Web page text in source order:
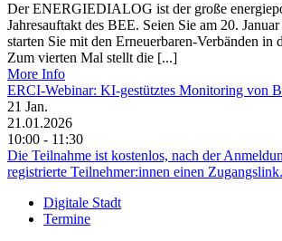
Der ENERGIEDIALOG ist der große
Jahresauftakt des BEE. Seien Sie am 20.
starten Sie mit den Erneuerbaren-Verbänden in
Zum vierten Mal stellt die [...]
More Info
ERCI-Webinar: KI-gestütztes Monitoring von
21 Jan.
21.01.2026
10:00 - 11:30
Die Teilnahme ist kostenlos, nach der
registrierte Teilnehmer:innen einen Zugangslink.
Digitale Stadt
Termine